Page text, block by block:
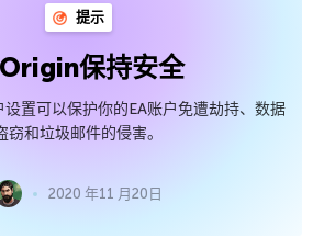
提示
保持安全
置可以保护你的EA账户免遭劫持、数据
窃和垃圾邮件的侵害。
2020 年11 月20日